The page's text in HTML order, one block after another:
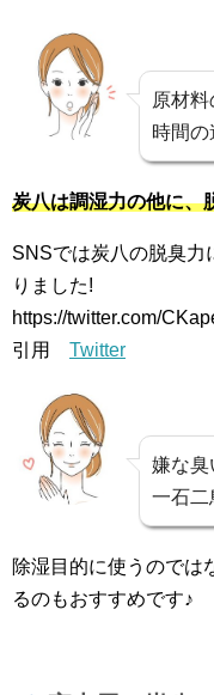
原材
時間
炭八は調湿力の他に、
SNSでは炭八の脱臭力
りました!
https://twitter.com/
引用 Twitter
嫌な臭
一石二
除湿目的に使うのでは
るのもおすすめです♪